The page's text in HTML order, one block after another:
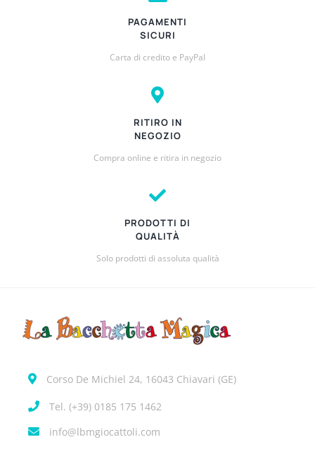
PAGAMENTI
SICURI
Carta di credito e PayPal
RITIRO IN
NEGOZIO
Compra online e ritira in negozio
PRODOTTI DI
QUALITÀ
Solo prodotti di assoluta qualità
Corso De Michiel 24, 16043 Chiavari (GE)
Tel. (+39) 0185 175 1462
info@lbmgiocattoli.com